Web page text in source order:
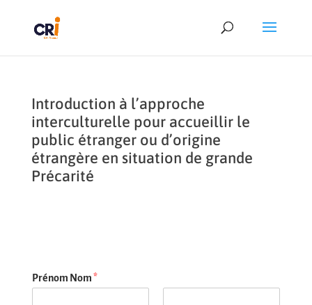
Introduction à l’approche
interculturelle pour accueillir le
public étranger ou d’origine
étrangère en situation de grande
Précarité
Prénom Nom*